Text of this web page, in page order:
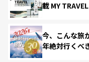
載 MY
今、こんな旅
年絶対行くべ